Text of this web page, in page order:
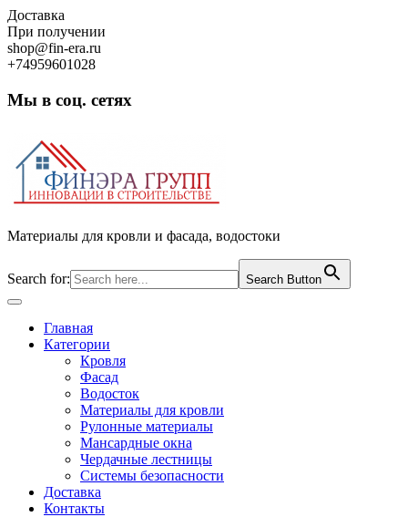
Skip
to
content
Доставка
При получении
shop@fin-era.ru
+74959601028
Мы в соц. сетях
Материалы для кровли и фасада, водостоки
Search for: Search Button
Open
ButtonГлавная
Категории
Кровля
Фасад
Водосток
Материалы для кровли
Рулонные материалы
Мансардные окна
Чердачные лестницы
Системы безопасности
Доставка
Контакты